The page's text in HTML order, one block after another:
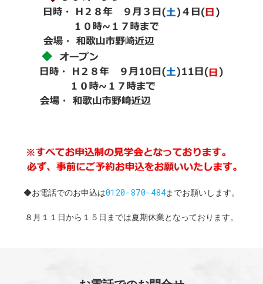
◆お電話でのお申込は0120-870-484までお願いします。
８月１１日から１５日までは夏期休業となっております。